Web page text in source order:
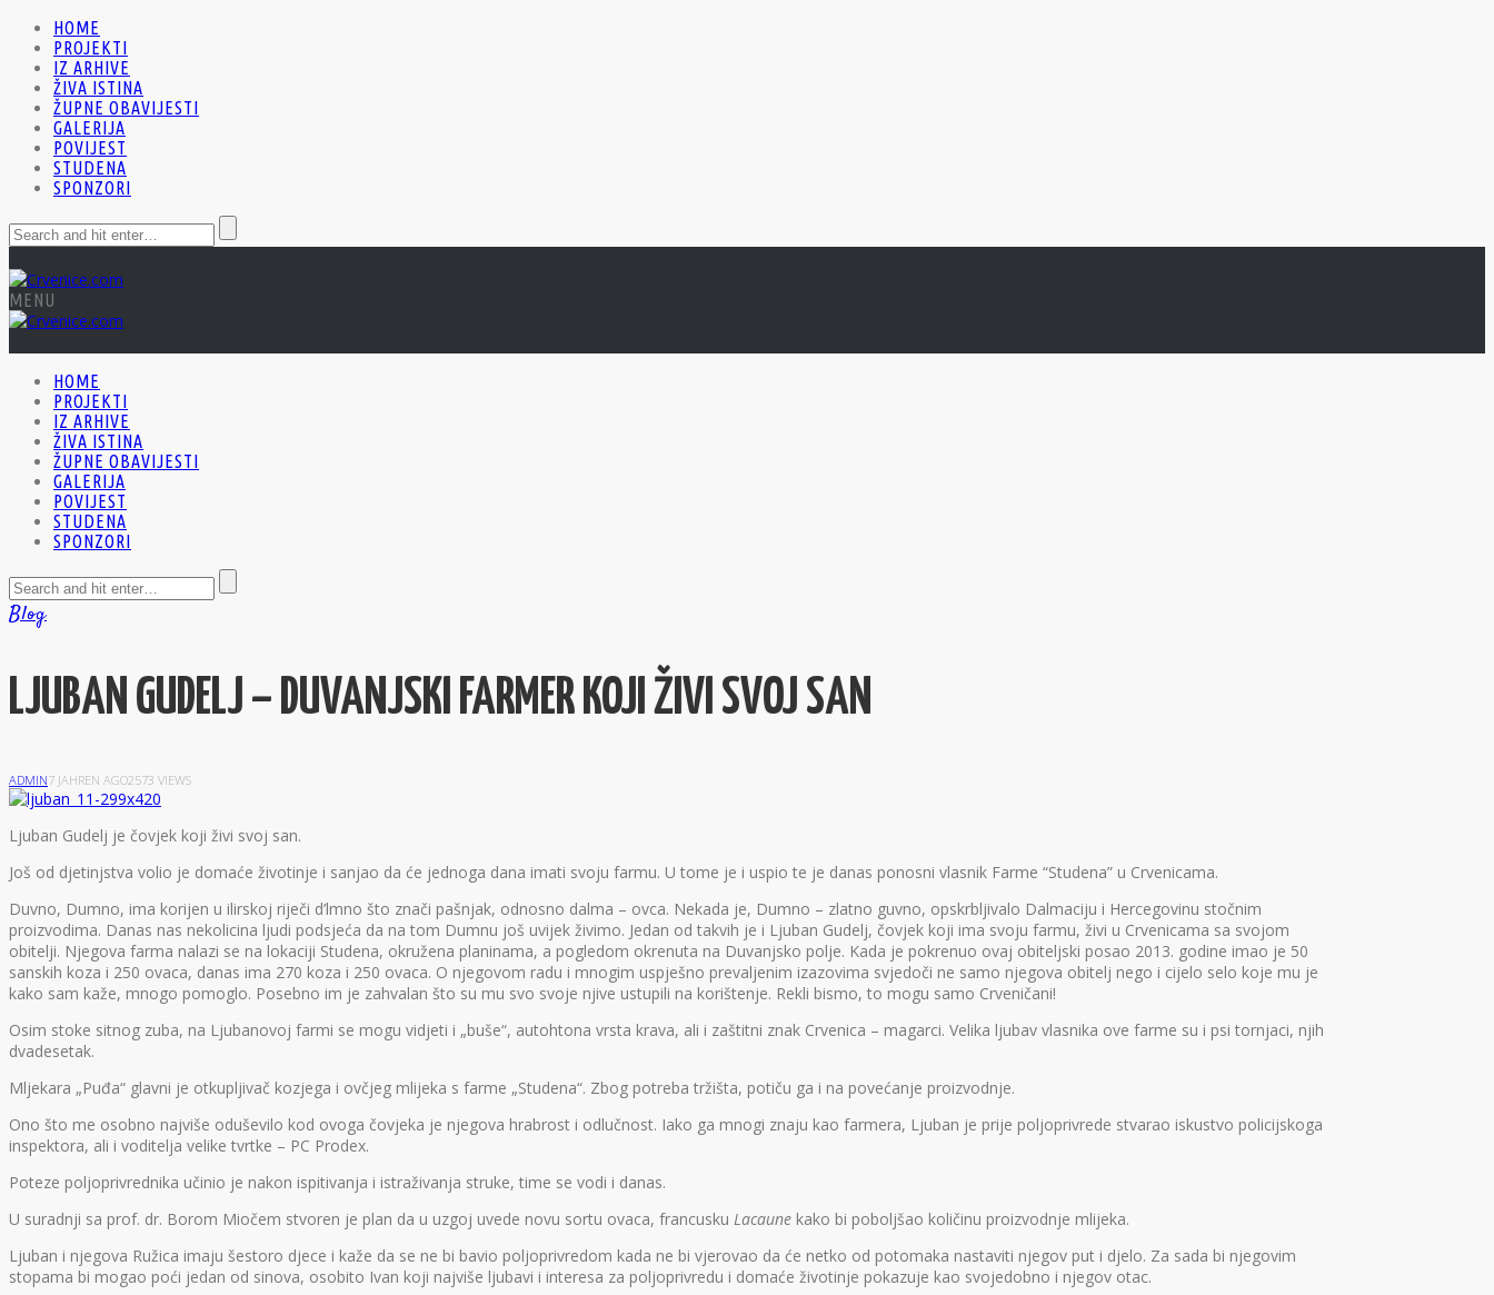
HOME
PROJEKTI
IZ ARHIVE
ŽIVA ISTINA
ŽUPNE OBAVIJESTI
GALERIJA
POVIJEST
STUDENA
SPONZORI
MENU
HOME
PROJEKTI
IZ ARHIVE
ŽIVA ISTINA
ŽUPNE OBAVIJESTI
GALERIJA
POVIJEST
STUDENA
SPONZORI
Blog
LJUBAN GUDELJ – DUVANJSKI FARMER KOJI ŽIVI SVOJ SAN
ADMIN7 JAHREN AGO2573 VIEWS
L juban Gudelj je čovjek koji živi svoj san.
Još od djetinjstva volio je domaće životinje i sanjao da će jednoga dana imati svoju farmu. U tome je i uspio te je danas ponosni vlasnik Farme “Studena” u Crvenicama.
Duvno, Dumno, ima korijen u ilirskoj riječi d’lmno što znači pašnjak, odnosno dalma – ovca. Nekada je, Dumno – zlatno guvno, opskrbljivalo Dalmaciju i Hercegovinu stočnim
proizvodima. Danas nas nekolicina ljudi podsjeća da na tom Dumnu još uvijek živimo. Jedan od takvih je i Ljuban Gudelj, čovjek koji ima svoju farmu, živi u Crvenicama sa svojom
obitelji. Njegova farma nalazi se na lokaciji Studena, okružena planinama, a pogledom okrenuta na Duvanjsko polje. Kada je pokrenuo ovaj obiteljski posao 2013. godine imao je 50
sanskih koza i 250 ovaca, danas ima 270 koza i 250 ovaca. O njegovom radu i mnogim uspješno prevaljenim izazovima svjedoči ne samo njegova obitelj nego i cijelo selo koje mu je
kako sam kaže, mnogo pomoglo. Posebno im je zahvalan što su mu svo svoje njive ustupili na korištenje. Rekli bismo, to mogu samo Crveničani!
Osim stoke sitnog zuba, na Ljubanovoj farmi se mogu vidjeti i „buše“, autohtona vrsta krava, ali i zaštitni znak Crvenica – magarci. Velika ljubav vlasnika ove farme su i psi tornjaci, njih
dvadesetak.
Mljekara „Puđa“ glavni je otkupljivač kozjega i ovčjeg mlijeka s farme „Studena“. Zbog potreba tržišta, potiču ga i na povećanje proizvodnje.
Ono što me osobno najviše oduševilo kod ovoga čovjeka je njegova hrabrost i odlučnost. Iako ga mnogi znaju kao farmera, Ljuban je prije poljoprivrede stvarao iskustvo policijskoga
inspektora, ali i voditelja velike tvrtke – PC Prodex.
Poteze poljoprivrednika učinio je nakon ispitivanja i istraživanja struke, time se vodi i danas.
U suradnji sa prof. dr. Borom Miočem stvoren je plan da u uzgoj uvede novu sortu ovaca, francusku Lacaune kako bi poboljšao količinu proizvodnje mlijeka.
Ljuban i njegova Ružica imaju šestoro djece i kaže da se ne bi bavio poljoprivredom kada ne bi vjerovao da će netko od potomaka nastaviti njegov put i djelo. Za sada bi njegovim
stopama bi mogao poći jedan od sinova, osobito Ivan koji najviše ljubavi i interesa za poljoprivredu i domaće životinje pokazuje kao svojedobno i njegov otac.